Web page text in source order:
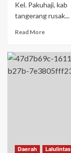
Kel. Pakuhaji, kab
tangerang rusak...
Read More
Daerah Lalulintas